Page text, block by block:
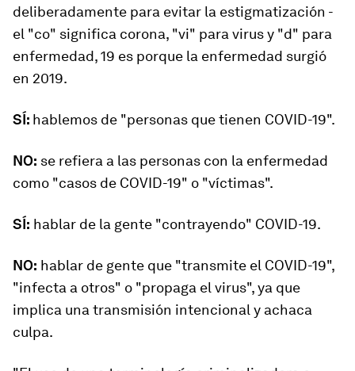
deliberadamente para evitar la estigmatización -
el "co" significa corona, "vi" para virus y "d" para
enfermedad, 19 es porque la enfermedad surgió
en 2019.
SÍ: hablemos de "personas que tienen COVID-19".
NO: se refiera a las personas con la enfermedad
como "casos de COVID-19" o "víctimas".
SÍ: hablar de la gente "contrayendo" COVID-19.
NO: hablar de gente que "transmite el COVID-19",
"infecta a otros" o "propaga el virus", ya que
implica una transmisión intencional y achaca
culpa.